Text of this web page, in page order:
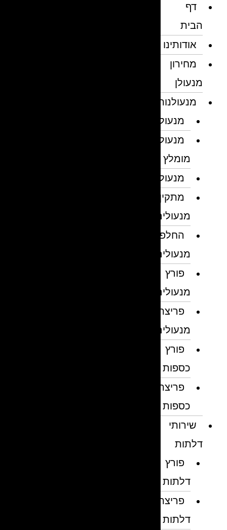
דף
הבית
אודותינו
מחירון
מנעולן
מנעולנות
מנעולן
מנעולן
מומלץ
מנעולנים
מתקין
מנעולים
החלפת
מנעולים
פורץ
מנעולים
פריצת
מנעולים
פורץ
כספות
פריצת
כספות
שירותי
דלתות
פורץ
דלתות
פריצת
דלתות